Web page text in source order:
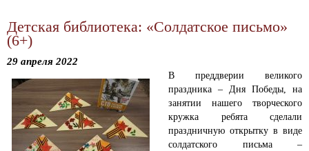
Детская библиотека: «Солдатское письмо»
(6+)
29 апреля 2022
В преддверии великого
праздника – Дня Победы, на
занятии нашего творческого
кружка ребята сделали
праздничную открытку в виде
солдатского письма –